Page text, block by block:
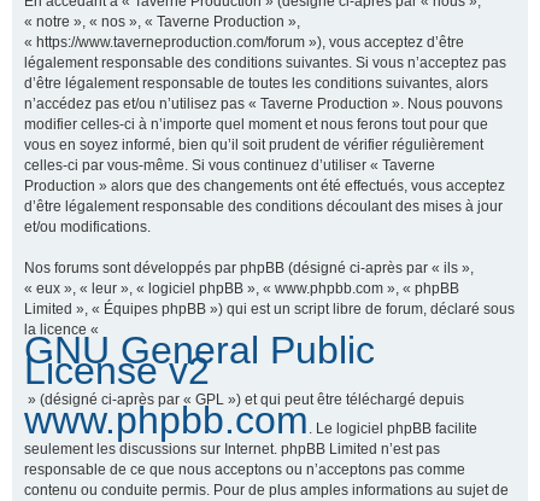
« notre », « nos », « Taverne Production »,
« https://www.taverneproduction.com/forum »), vous acceptez d’être
légalement responsable des conditions suivantes. Si vous n’acceptez pas
d’être légalement responsable de toutes les conditions suivantes, alors
n’accédez pas et/ou n’utilisez pas « Taverne Production ». Nous pouvons
modifier celles-ci à n’importe quel moment et nous ferons tout pour que
vous en soyez informé, bien qu’il soit prudent de vérifier régulièrement
celles-ci par vous-même. Si vous continuez d’utiliser « Taverne
Production » alors que des changements ont été effectués, vous acceptez
d’être légalement responsable des conditions découlant des mises à jour
et/ou modifications.
Nos forums sont développés par phpBB (désigné ci-après par « ils »,
« eux », « leur », « logiciel phpBB », « www.phpbb.com », « phpBB
Limited », « Équipes phpBB ») qui est un script libre de forum, déclaré sous
la licence «
GNU General Public
License v2
» (désigné ci-après par « GPL ») et qui peut être téléchargé depuis
www.phpbb.com . Le logiciel phpBB facilite
seulement les discussions sur Internet. phpBB Limited n’est pas
responsable de ce que nous acceptons ou n’acceptons pas comme
contenu ou conduite permis. Pour de plus amples informations au sujet de